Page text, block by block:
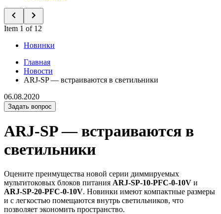
Item 1 of 12
Новинки
Главная
Новости
ARJ-SP — встраиваются в светильники
06.08.2020
Задать вопрос
ARJ-SP — встраиваются в
светильники
Оцените преимущества новой серии диммируемых
мультитоковых блоков питания ARJ-SP-10-PFC-0-10V и
ARJ-SP-20-PFC-0-10V. Новинки имеют компактные размеры
и с легкостью помещаются внутрь светильников, что
позволяет экономить пространство.